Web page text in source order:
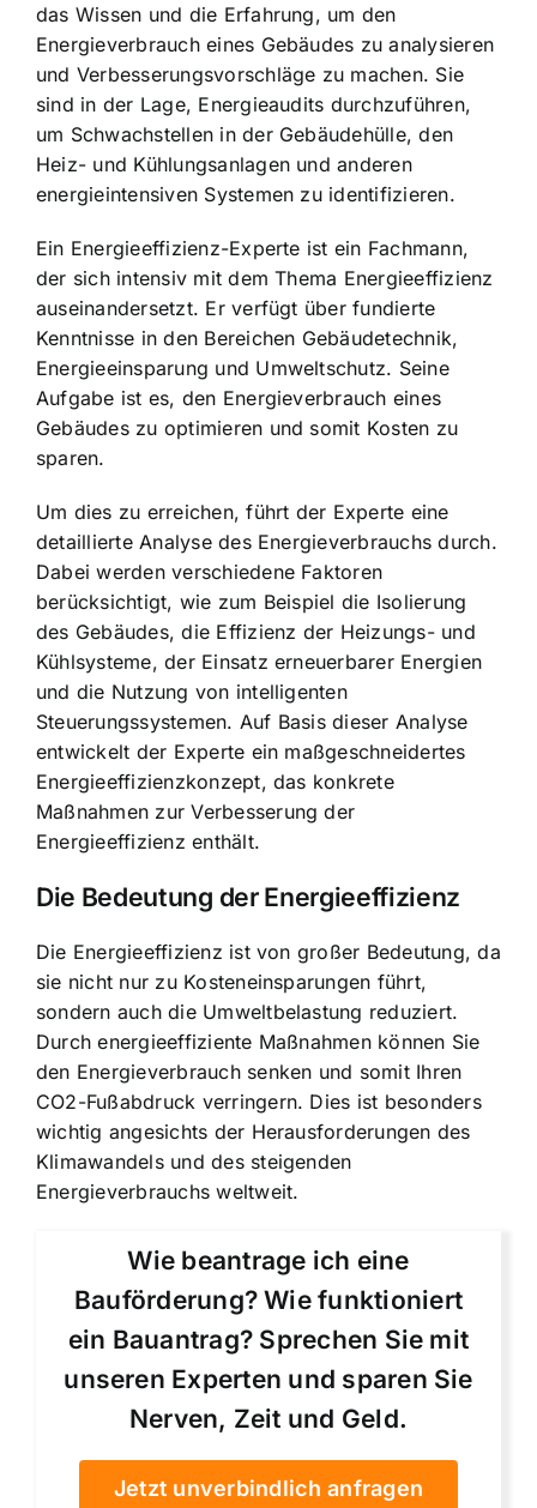
das Wissen und die Erfahrung, um den
Energieverbrauch eines Gebäudes zu analysieren
und Verbesserungsvorschläge zu machen. Sie
sind in der Lage, Energieaudits durchzuführen,
um Schwachstellen in der Gebäudehülle, den
Heiz- und Kühlungsanlagen und anderen
energieintensiven Systemen zu identifizieren.
Ein Energieeffizienz-Experte ist ein Fachmann,
der sich intensiv mit dem Thema Energieeffizienz
auseinandersetzt. Er verfügt über fundierte
Kenntnisse in den Bereichen Gebäudetechnik,
Energieeinsparung und Umweltschutz. Seine
Aufgabe ist es, den Energieverbrauch eines
Gebäudes zu optimieren und somit Kosten zu
sparen.
Um dies zu erreichen, führt der Experte eine
detaillierte Analyse des Energieverbrauchs durch.
Dabei werden verschiedene Faktoren
berücksichtigt, wie zum Beispiel die Isolierung
des Gebäudes, die Effizienz der Heizungs- und
Kühlsysteme, der Einsatz erneuerbarer Energien
und die Nutzung von intelligenten
Steuerungssystemen. Auf Basis dieser Analyse
entwickelt der Experte ein maßgeschneidertes
Energieeffizienzkonzept, das konkrete
Maßnahmen zur Verbesserung der
Energieeffizienz enthält.
Die Bedeutung der Energieeffizienz
Die Energieeffizienz ist von großer Bedeutung, da
sie nicht nur zu Kosteneinsparungen führt,
sondern auch die Umweltbelastung reduziert.
Durch energieeffiziente Maßnahmen können Sie
den Energieverbrauch senken und somit Ihren
CO2-Fußabdruck verringern. Dies ist besonders
wichtig angesichts der Herausforderungen des
Klimawandels und des steigenden
Energieverbrauchs weltweit.
Wie beantrage ich eine
Bauförderung? Wie funktioniert
ein Bauantrag? Sprechen Sie mit
unseren Experten und sparen Sie
Nerven, Zeit und Geld.
Jetzt unverbindlich anfragen